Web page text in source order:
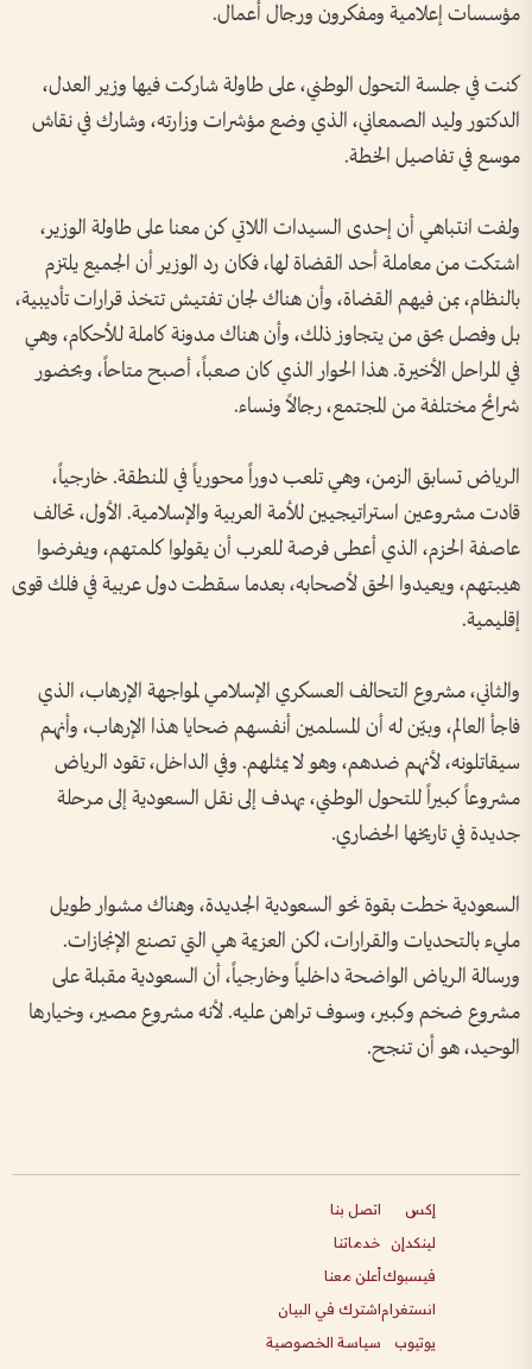
مؤسسات إعلامية ومفكرون ورجال أعمال‫.‬
كنت في جلسة التحول الوطني، على طاولة شاركت فيها وزير العدل،
الدكتور وليد الصمعاني، الذي وضع مؤشرات وزارته، وشارك في نقاش
موسع في تفاصيل الخطة.
ولفت انتباهي أن إحدى السيدات اللاتي كن معنا على طاولة الوزير،
اشتكت من معاملة أحد القضاة لها، فكان رد الوزير أن الجميع يلتزم
بالنظام، بمن فيهم القضاة، وأن هناك لجان تفتيش تتخذ قرارات تأديبية،
بل وفصل بحق من يتجاوز ذلك، وأن هناك مدونة كاملة للأحكام، وهي
في المراحل الأخيرة‫.‬ هذا الحوار الذي كان صعباً، أصبح متاحاً، وبحضور
شرائح مختلفة من المجتمع، رجالاً ونساء‫.‬
الرياض تسابق الزمن، وهي تلعب دوراً محورياً في المنطقة. خارجياً،
قادت مشروعين استراتيجيين للأمة العربية والإسلامية. الأول، تحالف
عاصفة الحزم، الذي أعطى فرصة للعرب أن يقولوا كلمتهم، ويفرضوا
هيبتهم، ويعيدوا الحق لأصحابه، بعدما سقطت دول عربية في فلك قوى
إقليمية.
والثاني، مشروع التحالف العسكري الإسلامي لمواجهة الإرهاب، الذي
فاجأ العالم، وبيّن له أن المسلمين أنفسهم ضحايا هذا الإرهاب، وأنهم
سيقاتلونه، لأنهم ضدهم، وهو لا يمثلهم‫.‬ وفي الداخل، تقود الرياض
مشروعاً كبيراً للتحول الوطني، يهدف إلى نقل السعودية إلى مرحلة
جديدة في تاريخها الحضاري‫.‬
السعودية خطت بقوة نحو السعودية الجديدة، وهناك مشوار طويل
مليء بالتحديات والقرارات، لكن العزيمة هي التي تصنع الإنجازات‫.‬
ورسالة الرياض الواضحة داخلياً وخارجياً، أن السعودية مقبلة على
مشروع ضخم وكبير، وسوف تراهن عليه‫.‬ لأنه مشروع مصير‫، وخيارها
الوحيد، هو أن تنجح‫.‬
إكس
لينكدإن
فيسبوك
انستغرام
يوتيوب
اتصل بنا
خدماتنا
أعلن معنا
اشترك في البيان
سياسة الخصوصية